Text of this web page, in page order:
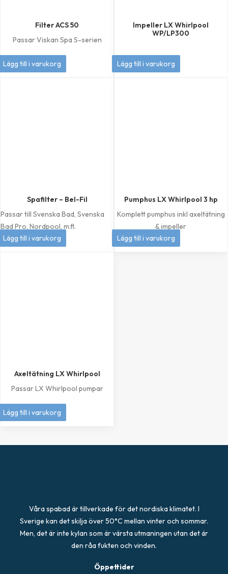
Filter ACS 50
Passar Viskan Spa S-serien
449kr
Lägg till i varukorg
Impeller LX Whirlpool
WP/LP300
349kr
Lägg till i varukorg
Spafilter – Bel-Fil
Passar till Svenska Bad, Svenska
Bad Pro, Nordpool, m.fl.
399kr
Lägg till i varukorg
Pumphus LX Whirlpool 3 hp
Komplett pumphus inkl axeltätning
& impeller
1 049kr
Lägg till i varukorg
Axeltätning LX Whirlpool
Passar LX Whirlpool pumpar
249kr
Lägg till i varukorg
Våra spabad är tillverkade för det nordiska klimatet. I
Sverige kan det skilja över 50°C mellan vinter och sommar.
Men, det är inte kylan som är värsta utmaningen utan det är
den råa fukten och vinden.
Öppettider